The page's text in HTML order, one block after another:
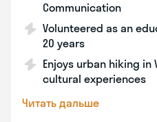
Communication
Volunteered as an
20 years
Enjoys urban hiking in
cultural experiences
Читать дальше